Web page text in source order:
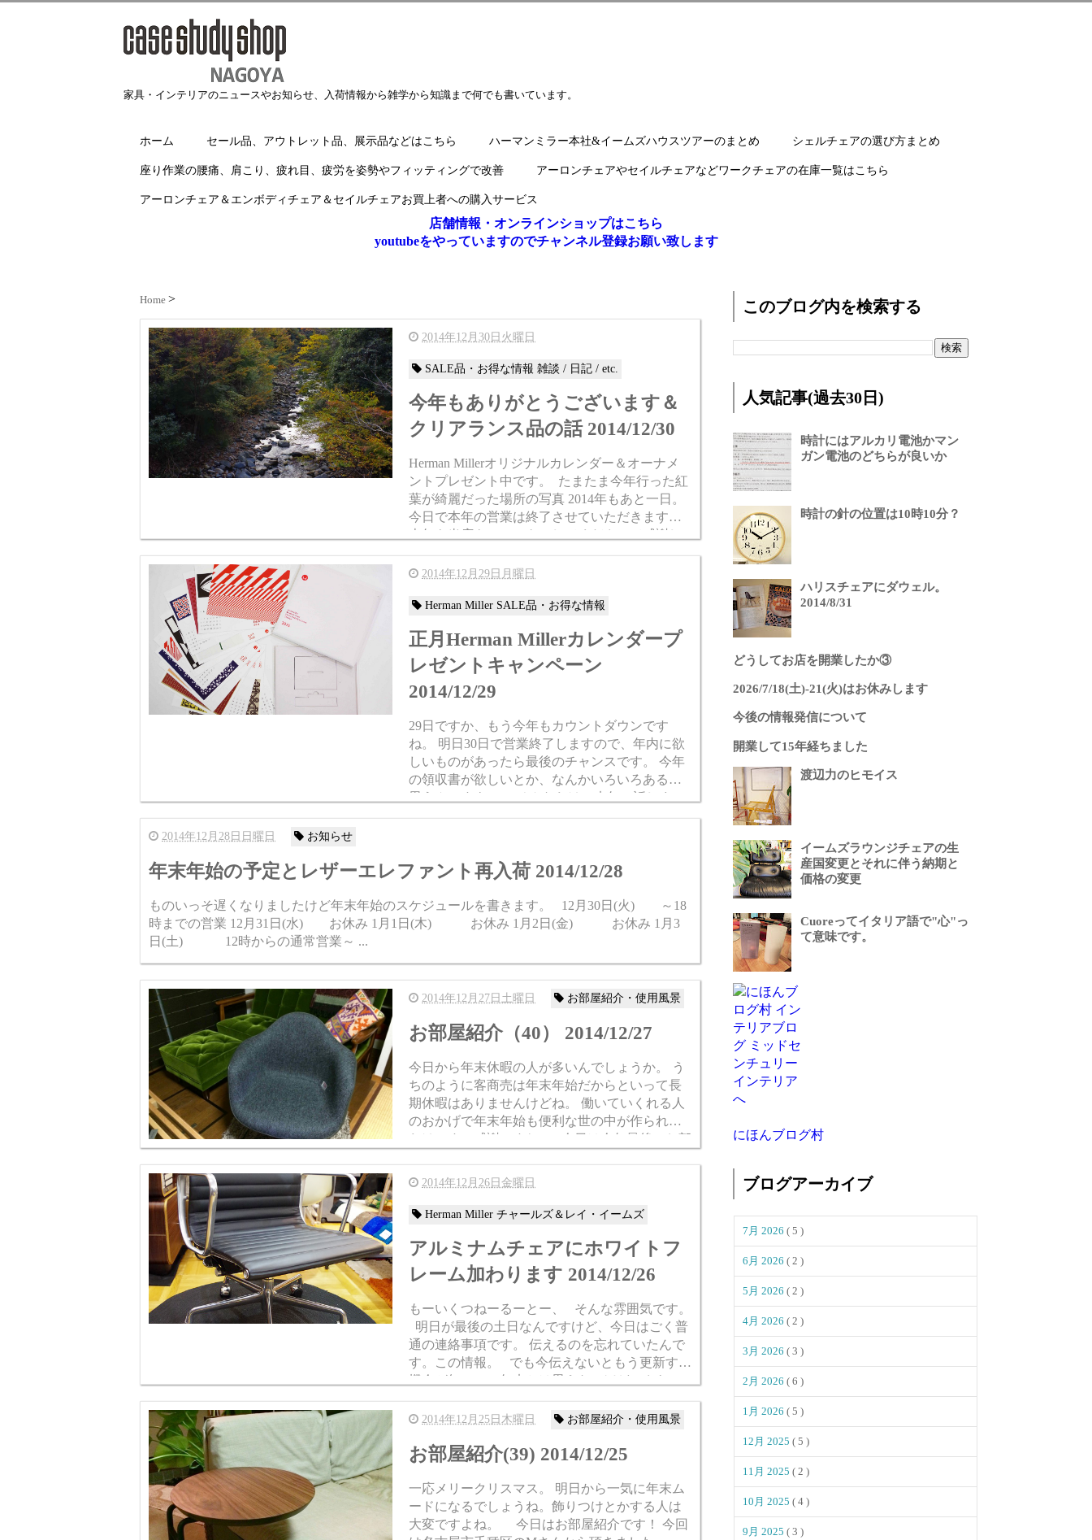
家具・インテリアのニュースやお知らせ、入荷情報から雑学から知識まで何でも書いています。
ホーム セール品、アウトレット品、展示品などはこちら ハーマンミラー本社&イームズハウスツアーのまとめ シェルチェアの選び方まとめ
座り作業の腰痛、肩こり、疲れ目、疲労を姿勢やフィッティングで改善 アーロンチェアやセイルチェアなどワークチェアの在庫一覧はこちら
アーロンチェア＆エンボディチェア＆セイルチェアお買上者への購入サービス
店舗情報・オンラインショップはこちら
youtubeをやっていますのでチャンネル登録お願い致します
Home
2014年12月30日火曜日
SALE品・お得な情報 雑談 / 日記 / etc.
今年もありがとうございます＆
クリアランス品の話 2014/12/30
Herman Millerオリジナルカレンダー＆オーナメ
ントプレゼント中です。 たまたま今年行った紅
葉が綺麗だった場所の写真 2014年もあと一日。
今日で本年の営業は終了させていただきます。
本年も当店をごひいきにしてくださって感謝し...
2014年12月29日月曜日
Herman Miller SALE品・お得な情報
正月Herman Millerカレンダープ
レゼントキャンペーン
2014/12/29
29日ですか、もう今年もカウントダウンです
ね。 明日30日で営業終了しますので、年内に欲
しいものがあったら最後のチャンスです。 今年
の領収書が欲しいとか、なんかいろいろあると
思うんですよ。 そんなわけで来年の話しま
す。 2015年1月3日...
2014年12月28日日曜日 お知らせ
年末年始の予定とレザーエレファント再入荷 2014/12/28
ものいっそ遅くなりましたけど年末年始のスケジュールを書きます。 12月30日(火) ～18
時までの営業 12月31日(水) お休み 1月1日(木) お休み 1月2日(金) お休み 1月3
日(土) 12時からの通常営業～ ...
2014年12月27日土曜日 お部屋紹介・使用風景
お部屋紹介（40） 2014/12/27
今日から年末休暇の人が多いんでしょうか。 う
ちのように客商売は年末年始だからといって長
期休暇はありませんけどね。 働いていくれる人
のおかげで年末年始も便利な世の中が作られる
わけです。感謝ですね。 今日は今年最後のお部
2014年12月26日金曜日
Herman Miller チャールズ＆レイ・イームズ
アルミナムチェアにホワイトフ
レーム加わります 2014/12/26
もーいくつねーるーとー、 そんな雰囲気です。
通の連絡事項です。 伝えるのを忘れていたんで
す。この情報。 でも今伝えないともう更新する
機会が無いので年末とは思えないほどのさらっ
とした内容です！ ...
2014年12月25日木曜日 お部屋紹介・使用風景
お部屋紹介(39) 2014/12/25
一応メリークリスマス。 明日から一気に年末ム
ードになるでしょうね。飾りつけとかする人は
大変ですよね。 今日はお部屋紹介です！ 今回
このブログ内を検索する
人気記事(過去30日)
時計にはアルカリ電池かマン
ガン電池のどちらが良いか
時計の針の位置は10時10分？
ハリスチェアにダウェル。
2014/8/31
どうしてお店を開業したか③
2026/7/18(土)-21(火)はお休みします
今後の情報発信について
開業して15年経ちました
渡辺力のヒモイス
イームズラウンジチェアの生
産国変更とそれに伴う納期と
価格の変更
Cuoreってイタリア語で"心"っ
て意味です。
にほんブログ村
ブログアーカイブ
7月 2026 ( 5 )
6月 2026 ( 2 )
5月 2026 ( 2 )
4月 2026 ( 2 )
3月 2026 ( 3 )
2月 2026 ( 6 )
1月 2026 ( 5 )
12月 2025 ( 5 )
11月 2025 ( 2 )
10月 2025 ( 4 )
9月 2025 ( 3 )